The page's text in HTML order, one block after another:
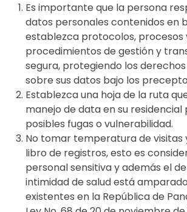
Es importante que la persona
datos personales contenidos en
establezca protocolos, procesos
procedimientos de gestión y
segura, protegiendo los
sobre sus datos bajo los
Establezca una hoja de la ruta
manejo de data en su
posibles fugas o vulnerabilidad.
No tomar temperatura de visitas
libro de registros, esto es
personal sensitiva y además el
intimidad de salud está
existentes en la República de